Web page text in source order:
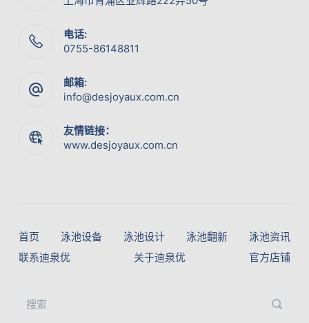
电话:
0755-86148811
邮箱:
info@desjoyaux.com.cn
友情链接：
www.desjoyaux.com.cn
首页 泳池设备 泳池设计 泳池翻新
泳池资讯
联系迪泉优
关于迪泉优 官方店铺